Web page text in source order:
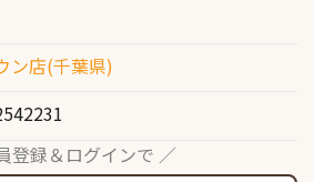
ン店(千葉県)
登録＆ログインで ／